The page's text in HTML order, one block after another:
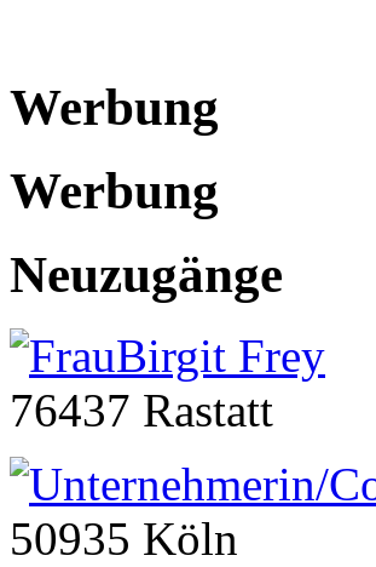
Werbung
Werbung
Neuzugänge
Birgit Frey
76437 Rastatt
50935 Köln